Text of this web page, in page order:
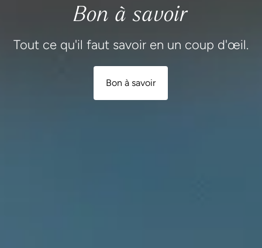
Bon à savoir
Tout ce qu'il faut savoir en un coup d'œil.
Bon à savoir